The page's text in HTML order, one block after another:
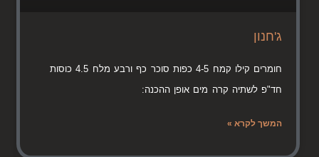
ג'חנון
חומרים קילו קמח 4-5 כפות סוכר כף ורבע מלח 4.5 כוסות
חד"פ לשתיה קרה מים אופן ההכנה:
המשך לקרא »